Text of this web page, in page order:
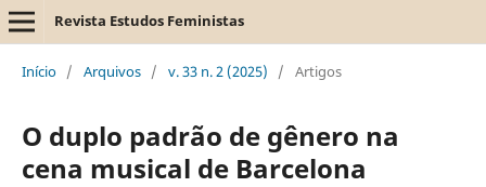
Revista Estudos Feministas
Início / Arquivos / v. 33 n. 2 (2025) / Artigos
O duplo padrão de gênero na
cena musical de Barcelona